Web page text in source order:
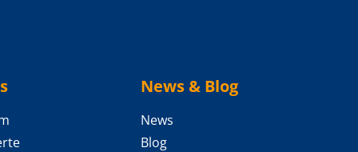
News & Blog
News
Blog